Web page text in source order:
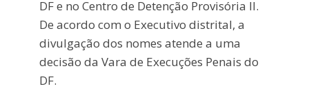
DF e no Centro de Detenção Provisória II.
De acordo com o Executivo distrital, a
divulgação dos nomes atende a uma
decisão da Vara de Execuções Penais do
DF.